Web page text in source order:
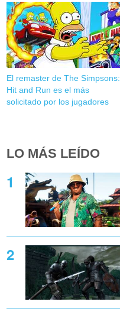
El remaster de The Simpsons:
Hit and Run es el más
solicitado por los jugadores
LO MÁS LEÍDO